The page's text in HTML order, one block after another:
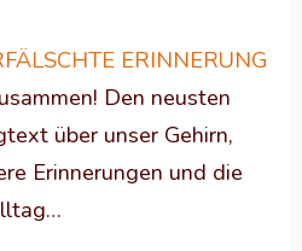
ERINNERUNG
Den neusten
über unser Gehirn,
Erinnerungen und die